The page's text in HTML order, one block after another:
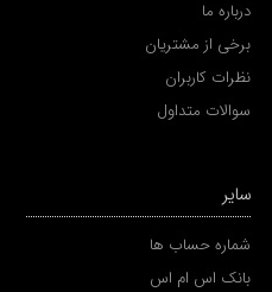
درباره ما
برخی از مشتریان
نظرات کاربران
سوالات متداول
سایر
شماره حساب ها
بانک اس ام اس